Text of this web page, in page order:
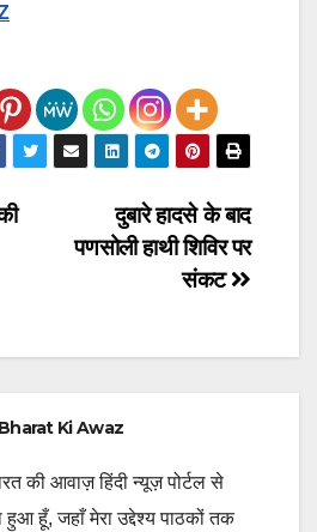
दुबारे हादसे के बाद
पणसोली हाथी शिविर पर
संकट
Bharat Ki Awaz
की आवाज़ हिंदी न्यूज़ पोर्टल से
हुआ हूँ, जहाँ मेरा उद्देश्य पाठकों तक